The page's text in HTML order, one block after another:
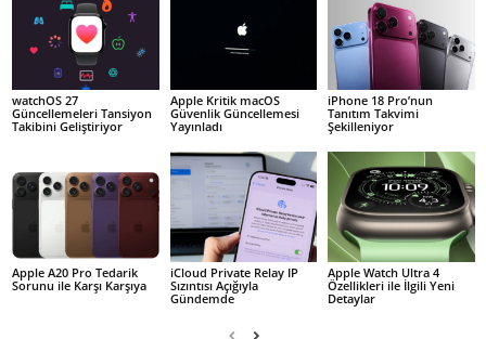
watchOS 27
Güncellemeleri Tansiyon
Takibini Geliştiriyor
Apple Kritik macOS
Güvenlik Güncellemesi
Yayınladı
iPhone 18 Pro’nun
Tanıtım Takvimi
Şekilleniyor
Apple A20 Pro Tedarik
Sorunu ile Karşı Karşıya
iCloud Private Relay IP
Sızıntısı Açığıyla
Gündemde
Apple Watch Ultra 4
Özellikleri ile İlgili Yeni
Detaylar